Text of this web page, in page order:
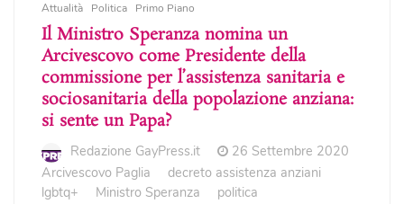
Attualità Politica Primo Piano
Il Ministro Speranza nomina un
Arcivescovo come Presidente della
commissione per l’assistenza sanitaria e
sociosanitaria della popolazione anziana:
si sente un Papa?
Redazione GayPress.it
26 Settembre 2020
Arcivescovo Paglia
decreto assistenza anziani
lgbtq+
Ministro Speranza politica